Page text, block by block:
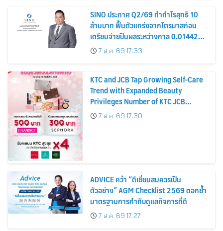
SINO ประกาศ Q2/69 ทำกำไรสุทธิ 10
ล้านบาท ฟื้นตัวแกร่งจากไตรมาสก่อน
เตรียมจ่ายปันผลระหว่างกาล 0.014423
บาทต่อหุ้น ครึ่งปีหลังมุ่งเติบโตต่อเนื่อง
7 ส.ค. 69 17:33
KTC and JCB Tap Growing Self-Care
Trend with Expanded Beauty
Privileges Number of KTC JCB
Cardmembers Spending on
Cosmetics Rises 26%
7 ส.ค. 69 17:30
ADVICE คว้า “ดีเยี่ยมสมควรเป็น
ตัวอย่าง” AGM Checklist 2569 ตอกย้ำ
มาตรฐานการกำกับดูแลกิจการที่ดี
7 ส.ค. 69 17:27